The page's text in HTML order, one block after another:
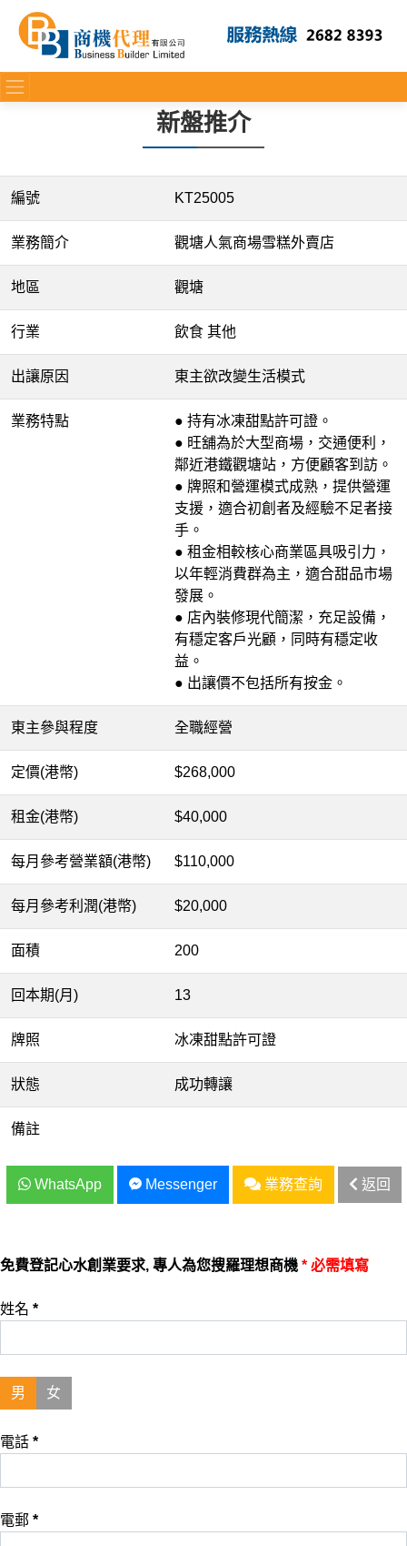
新盤推介
編號 KT25005
業務簡介 觀塘人氣商場雪糕外賣店
地區 觀塘
行業 飲食 其他
出讓原因 東主欲改變生活模式
業務特點
● 持有冰凍甜點許可證。
● 旺舖為於大型商場，交通便利，
鄰近港鐵觀塘站，方便顧客到訪。
● 牌照和營運模式成熟，提供營運
支援，適合初創者及經驗不足者接
手。
● 租金相較核心商業區具吸引力，
以年輕消費群為主，適合甜品市場
發展。
● 店內裝修現代簡潔，充足設備，
有穩定客戶光顧，同時有穩定收
益。
● 出讓價不包括所有按金。
東主參與程度 全職經營
定價(港幣) $268,000
租金(港幣) $40,000
每月參考營業額(港幣) $110,000
每月參考利潤(港幣) $20,000
面積 200
回本期(月) 13
牌照 冰凍甜點許可證
狀態 成功轉讓
備註
WhatsApp Messenger 業務查詢 返回
免費登記心水創業要求, 專人為您搜羅理想商機 * 必需填寫
姓名 *
男 女
電話 *
電郵 *